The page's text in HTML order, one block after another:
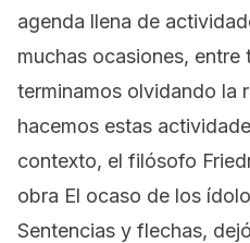
agenda llena de
muchas ocasiones, entre
terminamos olvidando la
hacemos estas
contexto, el filósofo
obra El ocaso de los
Sentencias y flechas,